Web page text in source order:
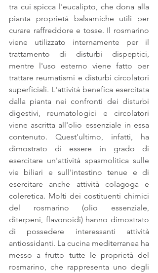
tra cui spicca l'eucalipto, che dona alla
pianta proprietà balsamiche utili per
curare raffreddore e tosse. Il rosmarino
viene utilizzato internamente per il
trattamento di disturbi dispeptici,
mentre l'uso esterno viene fatto per
trattare reumatismi e disturbi circolatori
superficiali. L'attività benefica esercitata
dalla pianta nei confronti dei disturbi
digestivi, reumatologici e circolatori
viene ascritta all'olio essenziale in essa
contenuto. Quest'ultimo, infatti, ha
dimostrato di essere in grado di
esercitare un'attività spasmolitica sulle
vie biliari e sull'intestino tenue e di
esercitare anche attività colagoga e
coleretica. Molti dei costituenti chimici
del rosmarino (olio essenziale,
diterpeni, flavonoidi) hanno dimostrato
di possedere interessanti attività
antiossidanti. La cucina mediterranea ha
messo a frutto tutte le proprietà del
rosmarino, che rappresenta uno degli